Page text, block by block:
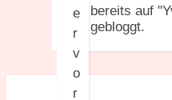
e
r
v
o
r
bereits auf
gebloggt.